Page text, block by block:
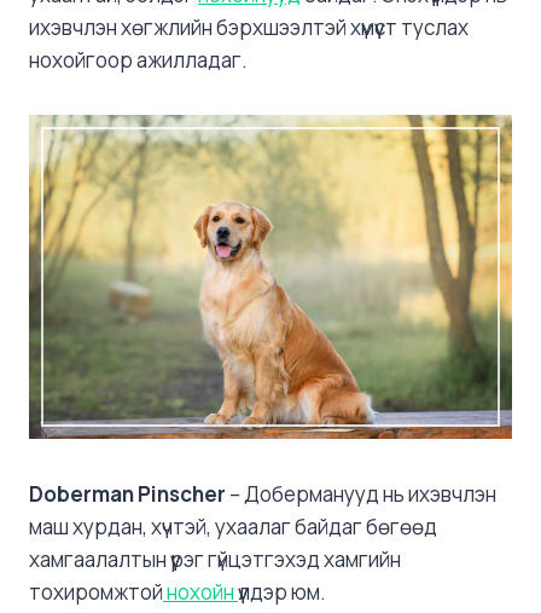
ихэвчлэн хөгжлийн бэрхшээлтэй хүмүүст туслах
нохойгоор ажилладаг.
Doberman Pinscher – Доберманууд нь ихэвчлэн
маш хурдан, хүчтэй, ухаалаг байдаг бөгөөд
хамгаалалтын үүрэг гүйцэтгэхэд хамгийн
тохиромжтойнохойнүүлдэр юм.